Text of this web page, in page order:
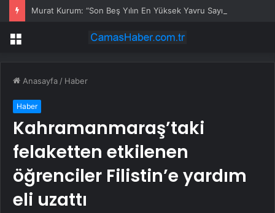
Menü
Anasayfa / Haber
Haber
Kahramanmaraş’taki
felaketten etkilenen
öğrenciler Filistin’e yardım
eli uzattı